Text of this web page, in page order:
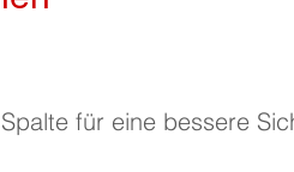
für eine bessere